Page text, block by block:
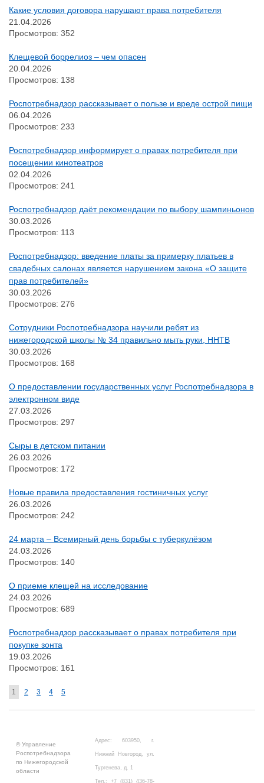
Какие условия договора нарушают права потребителя
21.04.2026
Просмотров: 352
Клещевой боррелиоз – чем опасен
20.04.2026
Просмотров: 138
Роспотребнадзор рассказывает о пользе и вреде острой пищи
06.04.2026
Просмотров: 233
Роспотребнадзор информирует о правах потребителя при
посещении кинотеатров
02.04.2026
Просмотров: 241
Роспотребнадзор даёт рекомендации по выбору шампиньонов
30.03.2026
Просмотров: 113
Роспотребнадзор: введение платы за примерку платьев в
свадебных салонах является нарушением закона «О защите
прав потребителей»
30.03.2026
Просмотров: 276
Сотрудники Роспотребнадзора научили ребят из
нижегородской школы № 34 правильно мыть руки, ННТВ
30.03.2026
Просмотров: 168
О предоставлении государственных услуг Роспотребнадзора в
электронном виде
27.03.2026
Просмотров: 297
Сыры в детском питании
26.03.2026
Просмотров: 172
Новые правила предоставления гостиничных услуг
26.03.2026
Просмотров: 242
24 марта – Всемирный день борьбы с туберкулёзом
24.03.2026
Просмотров: 140
О приеме клещей на исследование
24.03.2026
Просмотров: 689
Роспотребнадзор рассказывает о правах потребителя при
покупке зонта
19.03.2026
Просмотров: 161
1 2 3 4 5
© Управление
Роспотребнадзора
по Нижегородской
области
Адрес: 603950, г.
Нижний Новгород, ул.
Тургенева, д. 1
Тел.: +7 (831) 436-78-